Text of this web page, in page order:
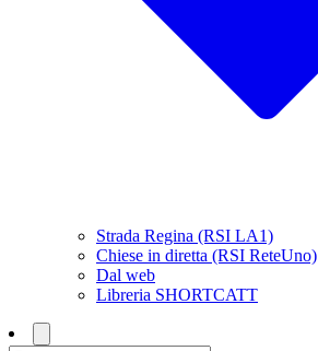
Strada Regina (RSI LA1)
Chiese in diretta (RSI ReteUno)
Dal web
Libreria SHORTCATT